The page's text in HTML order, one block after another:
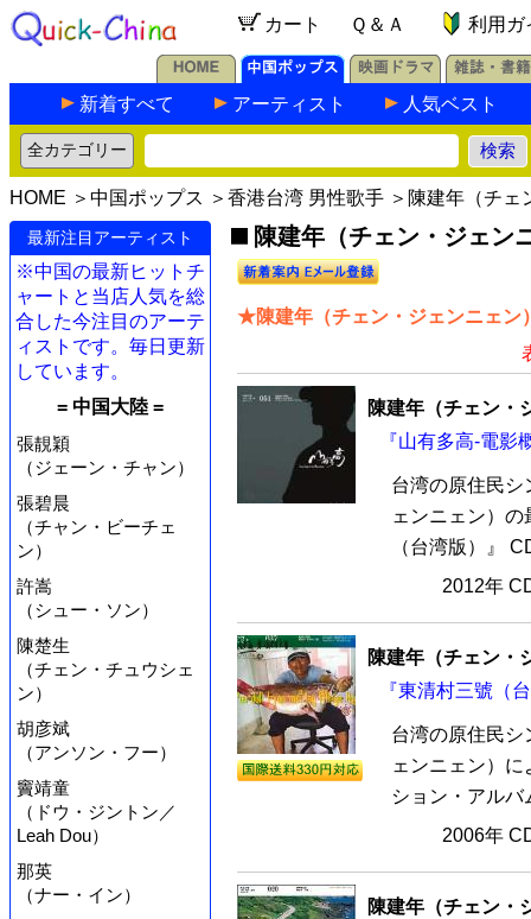
カート Ｑ＆Ａ 利用ガ
新着すべて アーティスト 人気ベスト
HOME ＞ 中国ポップス ＞ 香港台湾 男性歌手 ＞陳建年（チェ
最新注目アーティスト
※中国の最新ヒットチ
ャートと当店人気を総
合した今注目のアーテ
ィストです。毎日更新
しています。
= 中国大陸 =
張靚穎
（ジェーン・チャン）
張碧晨
（チャン・ビーチェ
ン）
許嵩
（シュー・ソン）
陳楚生
（チェン・チュウシェ
ン）
胡彦斌
（アンソン・フー）
竇靖童
（ドウ・ジントン／
Leah Dou）
那英
（ナー・イン）
陳建年（チェン・ジェン
★陳建年（チェン・ジェンニェン
陳建年（チェン・
『山有多高-電
台湾の原住民シ
ェンニェン）
（台湾版）』
2012年
陳建年（チェン・
『東清村三號（
台湾の原住民シ
ェンニェン）
ション・アル
2006年
陳建年（チェン・